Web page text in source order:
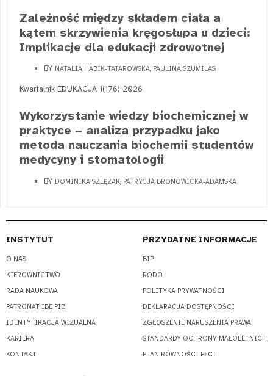
Zależność między składem ciała a
kątem skrzywienia kręgosłupa u dzieci:
Implikacje dla edukacji zdrowotnej
BY NATALIA HABIK-TATAROWSKA, PAULINA SZUMILAS
Kwartalnik EDUKACJA 1(176) 2026
Wykorzystanie wiedzy biochemicznej w
praktyce − analiza przypadku jako
metoda nauczania biochemii studentów
medycyny i stomatologii
BY DOMINIKA SZLĘZAK, PATRYCJA BRONOWICKA-ADAMSKA
INSTYTUT
O NAS
KIEROWNICTWO
RADA NAUKOWA
PATRONAT IBE PIB
IDENTYFIKACJA WIZUALNA
KARIERA
KONTAKT
PRZYDATNE INFORMACJE
BIP
RODO
POLITYKA PRYWATNOŚCI
DEKLARACJA DOSTĘPNOŚCI
ZGŁOSZENIE NARUSZENIA PRAWA
STANDARDY OCHRONY MAŁOLETNICH
PLAN RÓWNOŚCI PŁCI